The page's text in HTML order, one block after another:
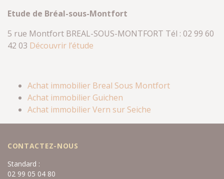
Etude de Bréal-sous-Montfort
5 rue Montfort BREAL-SOUS-MONTFORT Tél : 02 99 60
42 03 Découvrir l’étude
Achat immobilier Breal Sous Montfort
Achat immobilier Guichen
Achat immobilier Vern sur Seiche
CONTACTEZ-NOUS
Standard :
02 99 05 04 80